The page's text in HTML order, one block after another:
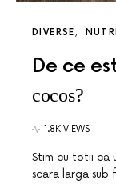
DIVERSE
De ce
cocos?
1.8K VIEWS
Stim cu totii ca
scara larga sub